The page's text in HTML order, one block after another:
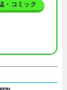
・コミック